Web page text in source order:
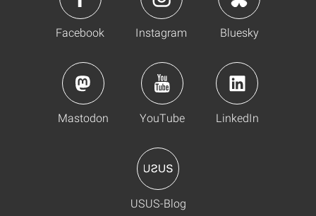
Facebook Instagram Bluesky
Mastodon YouTube LinkedIn
USUS-Blog